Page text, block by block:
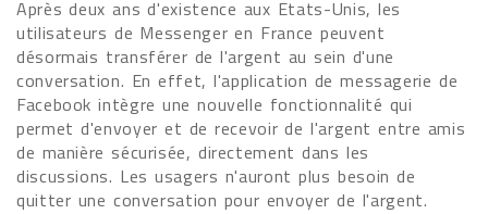
Après deux ans d'existence aux Etats-Unis, les
utilisateurs de Messenger en France peuvent
désormais transférer de l'argent au sein d'une
conversation. En effet, l'application de messagerie de
Facebook intègre une nouvelle fonctionnalité qui
permet d'envoyer et de recevoir de l'argent entre amis
de manière sécurisée, directement dans les
discussions. Les usagers n'auront plus besoin de
quitter une conversation pour envoyer de l'argent.